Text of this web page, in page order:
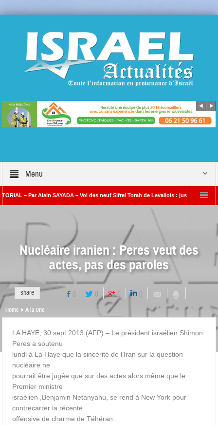
Menu
– Par Alain SAYADA – Vol des neuf Sifrei Torah de Levallois : jusqu’à quand le
Benjamin Netanyahou à l’Iran : « Si vous nous attaquez, notre
Nucléaire iranien : Peres veut des
actes, pas des paroles
share 0 0 0 0
Home A la Une
LA HAYE, 30 sept 2013 (AFP) – Le président israélien Shimon
Peres a soutenu
lundi à La Haye que la sincérité de l’Iran sur la question
nucléaire ne
pourrait être jugée que sur des actes alors même que le
Premier ministre
israélien ,Benjamin Netanyahu, se rend à New York pour
contrecarrer la récente
offensive de charme de Téhéran.